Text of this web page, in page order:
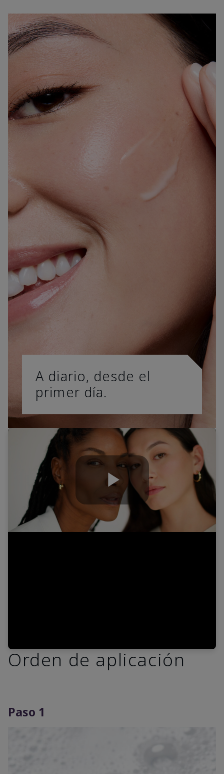
A diario, desde el
primer día.
Play
Orden de aplicación
Paso 1